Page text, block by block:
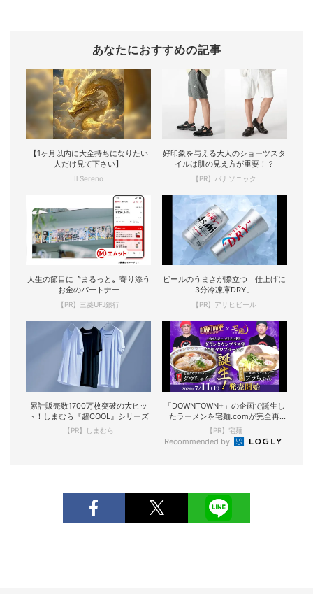
あなたにおすすめの記事
【1ヶ月以内に大金持ちになりたい
人だけ見て下さい】
Il Sereno
好印象を与える大人のショーツスタ
イルは肌の見え方が重要！？
【PR】パナソニック
人生の節目に〝まるっと〟寄り添う
お金のパートナー
【PR】三菱UFJ銀行
ビールのうまさが際立つ「仕上げに
3分冷凍庫DRY」
【PR】アサヒビール
累計販売数1700万枚突破の大ヒッ
ト！しまむら『超COOL』シリーズ
【PR】しまむら
「DOWNTOWN+」の企画で誕生し
たラーメンを宅麺.comが完全再
現！
【PR】宅麺
Recommended by